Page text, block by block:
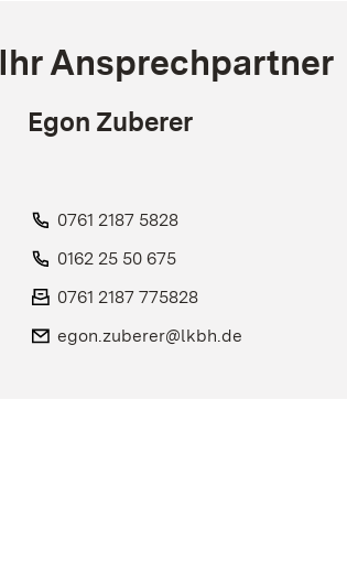
Ihr Ansprechpartner
Egon Zuberer
Telefon:
0761 2187 5828
Telefon:
0162 25 50 675
Fax:
0761 2187 775828
E-Mail:
egon.zuberer@lkbh.de